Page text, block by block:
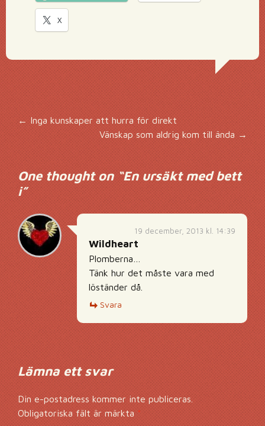
X
Inläggsnavigering
← Inga kunskaper att hurra för direkt
Vänskap som aldrig kom till ända→
One thought on “En ursäkt med bett
i”
19 december, 2013 kl. 14:39
Wildheart
Plomberna…
Tänk hur det måste vara med
löständer då.
Svara
Lämna ett svar
Din e-postadress kommer inte publiceras.
Obligatoriska fält är märkta *